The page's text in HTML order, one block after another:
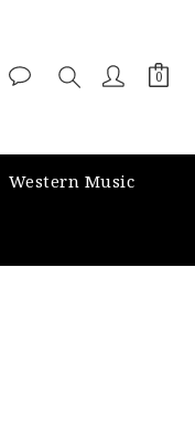
Western Music